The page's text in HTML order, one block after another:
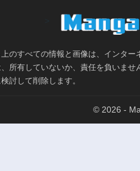
のすべての情報と画像は、インタ
所有していないか、責任を負いま
討して削除します。
© 2026 -